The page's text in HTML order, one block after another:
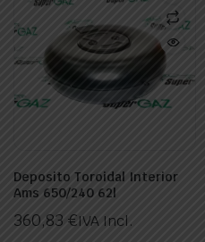
Deposito Toroidal Interior
Ams 650/240 62l
360,83 €IVA Incl.